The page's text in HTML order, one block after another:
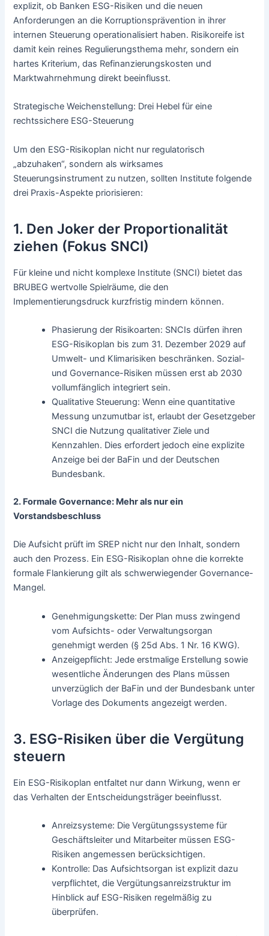
explizit, ob Banken ESG-Risiken und die neuen
Anforderungen an die Korruptionsprävention in ihrer
internen Steuerung operationalisiert haben. Risikoreife ist
damit kein reines Regulierungsthema mehr, sondern ein
hartes Kriterium, das Refinanzierungskosten und
Marktwahrnehmung direkt beeinflusst.
Strategische Weichenstellung: Drei Hebel für eine
rechtssichere ESG-Steuerung
Um den ESG-Risikoplan nicht nur regulatorisch
„abzuhaken“, sondern als wirksames
Steuerungsinstrument zu nutzen, sollten Institute folgende
drei Praxis-Aspekte priorisieren:
1. Den Joker der Proportionalität
ziehen (Fokus SNCI)
Für kleine und nicht komplexe Institute (SNCI) bietet das
BRUBEG wertvolle Spielräume, die den
Implementierungsdruck kurzfristig mindern können.
Phasierung der Risikoarten: SNCIs dürfen ihren
ESG-Risikoplan bis zum 31. Dezember 2029 auf
Umwelt- und Klimarisiken beschränken. Sozial-
und Governance-Risiken müssen erst ab 2030
vollumfänglich integriert sein.
Qualitative Steuerung: Wenn eine quantitative
Messung unzumutbar ist, erlaubt der Gesetzgeber
SNCI die Nutzung qualitativer Ziele und
Kennzahlen. Dies erfordert jedoch eine explizite
Anzeige bei der BaFin und der Deutschen
Bundesbank.
2. FormaleGovernance: Mehr als nur ein
Vorstandsbeschluss
Die Aufsicht prüft im SREP nicht nur den Inhalt, sondern
auch den Prozess. Ein ESG-Risikoplan ohne die korrekte
formale Flankierung gilt als schwerwiegender Governance-
Mangel.
Genehmigungskette: Der Plan muss zwingend
vom Aufsichts- oder Verwaltungsorgan
genehmigt werden (§ 25d Abs. 1 Nr. 16 KWG).
Anzeigepflicht: Jede erstmalige Erstellung sowie
wesentliche Änderungen des Plans müssen
unverzüglich der BaFin und der Bundesbank unter
Vorlage des Dokuments angezeigt werden.
3. ESG-Risiken über die Vergütung
steuern
Ein ESG-Risikoplan entfaltet nur dann Wirkung, wenn er
das Verhalten der Entscheidungsträger beeinflusst.
Anreizsysteme: Die Vergütungssysteme für
Geschäftsleiter und Mitarbeiter müssen ESG-
Risiken angemessen berücksichtigen.
Kontrolle: Das Aufsichtsorgan ist explizit dazu
verpflichtet, die Vergütungsanreizstruktur im
Hinblick auf ESG-Risiken regelmäßig zu
überprüfen.